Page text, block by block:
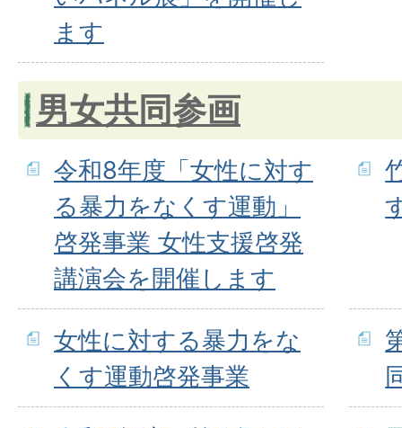
ます
男女共同参画
令和8年度「女性に対す
る暴力をなくす運動」
啓発事業 女性支援啓発
講演会を開催します
女性に対する暴力をな
くす運動啓発事業